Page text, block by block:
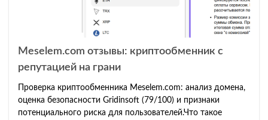
Meselem.com отзывы: криптообменник с
репутацией на грани
Проверка криптообменника Meselem.com: анализ домена,
оценка безопасности Gridinsoft (79/100) и признаки
потенциального риска для пользователей.Что такое